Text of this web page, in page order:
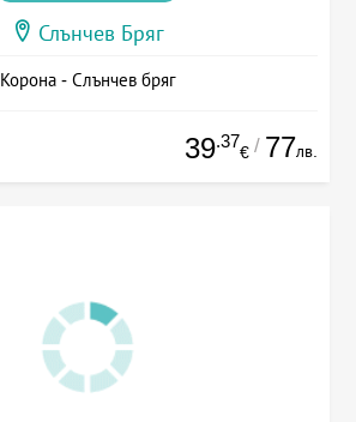
Слънчев Бряг
Корона - Слънчев бряг
39.37
€ / 77лв.